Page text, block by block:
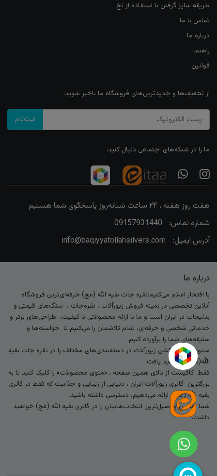
طریقه سایز گرفتن با استفاده از نخ
تماس با ما
درباره ما
راهنما
قوانین
از تخفیف‌ها و جدیدترین‌های فروشگاه ما باخبر شوید:
ثبت‌نام
ما را در شبکه‌های اجتماعی دنبال کنید:
هفت روز هفته ، ۲۴ ساعت شبانه‌روز پاسخگوی شما هستیم
شماره تماس:
09157931440
آدرس ایمیل:
info@baqiyyatollahsilvers.com
درباره ما
با افتخار اعلام می‌کنیم:نقره جات بقیه الله (عج) حرفه‌ای‌ترین فروشگاه
آنلاین تخصصی در زمینه فروش زیورآلات ، نقره‌جات ، سنگ‌های قیمتی و
بدلیجات در ایران است و ما با ارائه محصولاتی با کیفیت، طراحی‌های برتر و
خدماتی شخصی و حرفه‌ای، تمام تلاشمان را می‌کنیم تا خواسته‌ها و
سلیقه‌های شما را برآورده کنیم.
متنوع‌ترین کالکشن زیورآلات در دسته‌بندی‌های مختلف را در نقره جات بقیه
الله(عج) خواهید یافت.
فقط کافیست از بالای همین صفحه ، «منوی محصولات» را کلیک کنید تا به
بزرگترین گالری زیورآلات ایران ، دنیایی از زیبایی و جذابیت که فقط در گالری
بقیه الله (عج) ارائه می‌دهیم، دسترسی داشته باشید.
شما بهترین و اصیل‌ترین انتخاب‌هایتان را در گالری بقیه الله (عج) خواهید
داشت.